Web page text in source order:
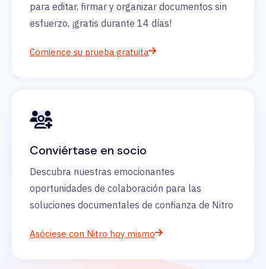
para editar, firmar y organizar documentos sin
esfuerzo, ¡gratis durante 14 días!
Comience su prueba gratuita
Conviértase en socio
Descubra nuestras emocionantes
oportunidades de colaboración para las
soluciones documentales de confianza de Nitro
Asóciese con Nitro hoy mismo